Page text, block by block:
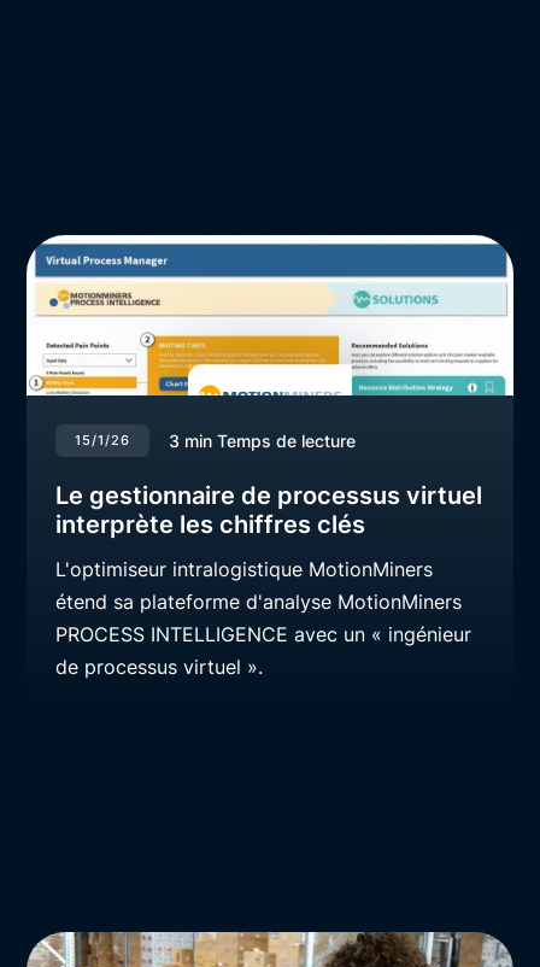
15/1/26 3 min Temps de lecture
Le gestionnaire de processus virtuel
interprète les chiffres clés
L'optimiseur intralogistique MotionMiners
étend sa plateforme d'analyse MotionMiners
PROCESS INTELLIGENCE avec un « ingénieur
de processus virtuel ».